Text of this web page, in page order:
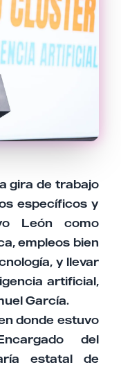
gira de trabajo
específicos y
León como
empleos bien
y llevar
artificial,
García.
donde estuvo
del
estatal de